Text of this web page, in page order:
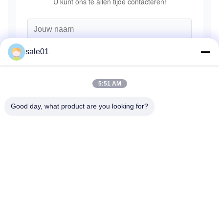
sale01
5:51 AM
Good day, what product are you looking for?